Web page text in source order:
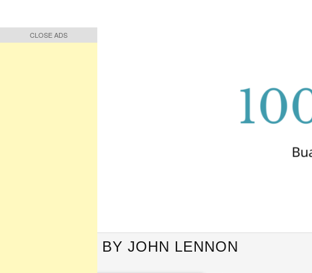
Quote Hari Puisi
QUOTES BY JOHN LENNON
CLOSE ADS
CLOSE ADS